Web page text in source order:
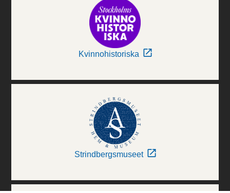
Kvinnohistoriska
Strindbergsmuseet